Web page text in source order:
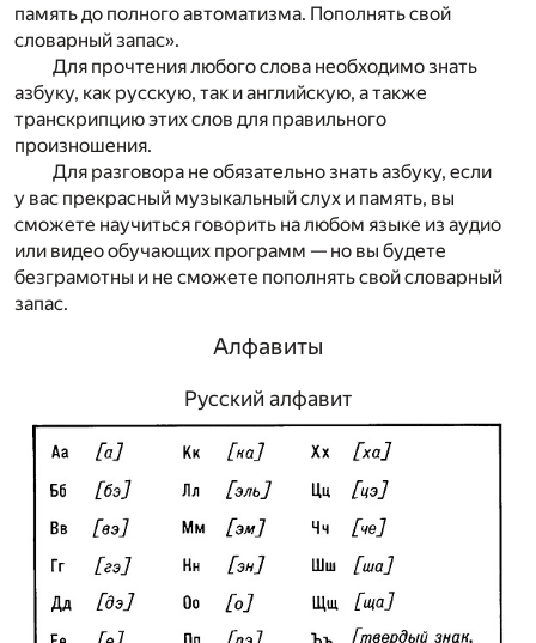
память до полного автоматизма. Пополнять свой
словарный запас».
Для прочтения любого слова необходимо знать
азбуку, как русскую, так и английскую, а также
транскрипцию этих слов для правильного
произношения.
Для разговора не обязательно знать азбуку, если
у вас прекрасный музыкальный слух и память, вы
сможете научиться говорить на любом языке из аудио
или видео обучающих программ — но вы будете
безграмотны и не сможете пополнять свой словарный
запас.
Алфавиты
Русский алфавит